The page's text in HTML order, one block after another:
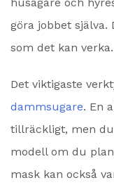
göra jobbet själva.
som det kan verka.
Det viktigaste
dammsugare. En
tillräckligt, men
modell om du
mask kan också